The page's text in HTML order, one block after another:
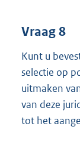
Vraag 8
Kunt u
selectie op
uitmaken
van deze
tot het